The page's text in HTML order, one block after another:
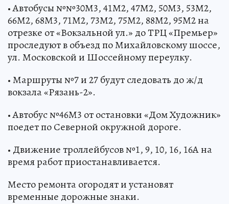
• Автобусы №№30М3, 41М2, 47М2, 50М3, 53М2,
66М2, 68М3, 71М2, 73М2, 75М2, 88М2, 95М2 на
отрезке от «Вокзальной ул.» до ТРЦ «Премьер»
проследуют в объезд по Михайловскому шоссе,
ул. Московской и Шоссейному переулку.
• Маршруты №7 и 27 будут следовать до ж/д
вокзала «Рязань-2».
• Автобус №46М3 от остановки «Дом Художник»
поедет по Северной окружной дороге.
• Движение троллейбусов №1, 9, 10, 16, 16А на
время работ приостанавливается.
Место ремонта огородят и установят
временные дорожные знаки.